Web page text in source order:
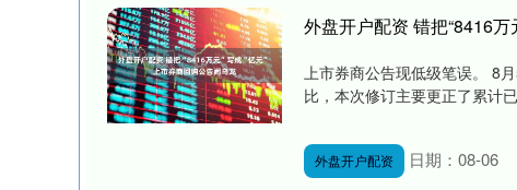
外盘开户配资 错把“8416万
上市券商公告现低级笔误。 8
比，本次修订主要更正了累计
外盘开户配资 日期：08-06